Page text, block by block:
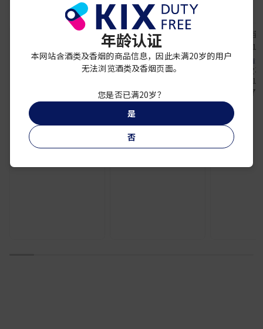
百加得
灰雁原味伏特加
百龄坛
百龄坛 10年苏格兰调和
¥ 5,900
百
孟买蓝宝
Cru
¥
年龄认证
本网站含酒类及香烟的商品信息，因此未满20岁的用户
无法浏览酒类及香烟页面。
您是否已满20岁？
是
否